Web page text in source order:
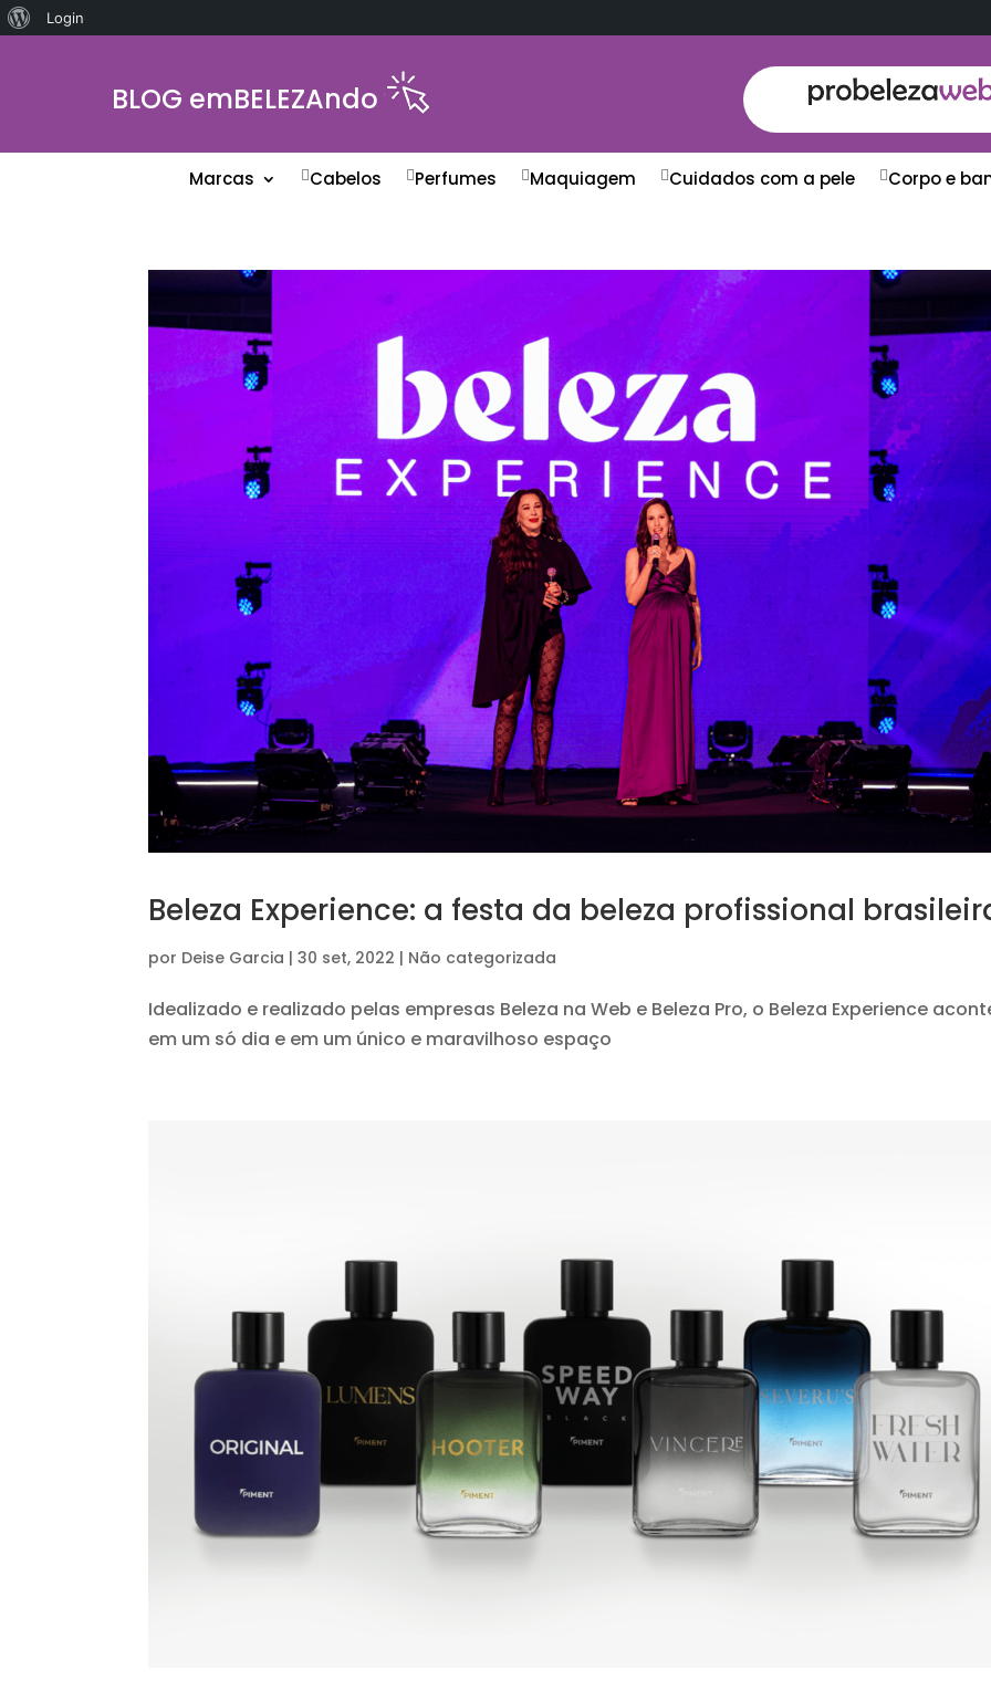
BLOG emBELEZAndo
Marcas Cabelos Perfumes Maquiagem Cuidados com a pele Corpo e
Beleza Experience: a festa da beleza profissional
por Deise Garcia |30 set, 2022 | Não categorizada
Idealizado e realizado pelas empresas Beleza na Web e Beleza Pro, o Beleza Experience
em um só dia e em um único e maravilhoso espaço
Sobre
Login